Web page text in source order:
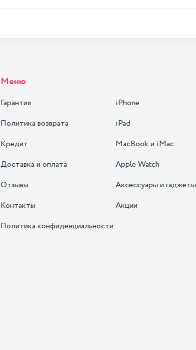
Меню
Гарантия
Политика возврата
Кредит
Доставка и оплата
Отзывы
Контакты
Политика конфиденциальности
iPhone
iPad
MacBook и iMac
Apple Watch
Аксессуары и гаджеты
Акции